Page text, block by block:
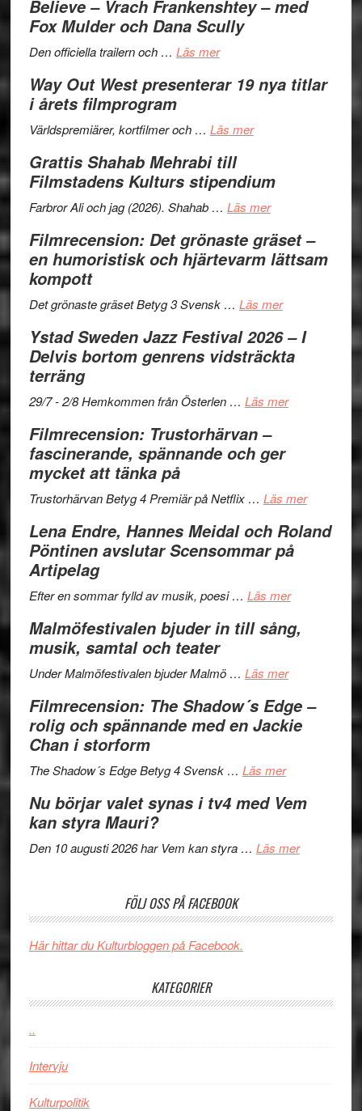
–
kväll
II
Believe – Vrach Frankenshtey – med
Fox Mulder och Dana Scully
Den officiella trailern och … Läs merom
trailern
The
Files:
I
Want
Believe
–
Frankenshtey
med
Fox
och
Scully
Way Out West presenterar 19 nya titlar
i årets filmprogram
Världspremiärer, kortfilmer och … Läs merom
West
presenterar
nya
titlar
årets
Grattis Shahab Mehrabi till
Filmstadens Kulturs stipendium
Farbror Ali och jag (2026). Shahab … Läs merom
Shahab
Mehrabi
Filmstadens
stipendium
Filmrecension: Det grönaste gräset –
en humoristisk och hjärtevarm lättsam
kompott
Det grönaste gräset Betyg 3 Svensk … Läs merom
Det
grönaste
–
och
lättsam
Ystad Sweden Jazz Festival 2026 – I
Delvis bortom genrens vidsträckta
terräng
29/7 - 2/8 Hemkommen från Österlen … Läs merom
2026
I
Delvis
genrens
terräng
Filmrecension: Trustorhärvan –
fascinerande, spännande och ger
mycket att tänka på
Trustorhärvan Betyg 4 Premiär på Netflix … Läs merom
på
Lena Endre, Hannes Meidal och Roland
Pöntinen avslutar Scensommar på
Artipelag
Efter en sommar fylld av musik, poesi … Läs merom
Endre,
Roland
Pöntinen
Scensommar
Artipelag
Malmöfestivalen bjuder in till sång,
musik, samtal och teater
Under Malmöfestivalen bjuder Malmö … Läs merom
bjuder
in
samtal
teater
Filmrecension: The Shadow´s Edge –
rolig och spännande med en Jackie
Chan i storform
The Shadow´s Edge Betyg 4 Svensk … Läs merom
The
´s
och
Jackie
Nu börjar valet synas i tv4 med Vem
kan styra Mauri?
Den 10 augusti 2026 har Vem kan styra … Läs merom
synas
Vem
FÖLJ OSS PÅ FACEBOOK
Här hittar du Kulturbloggen på Facebook.
KATEGORIER
..
Intervju
Kulturpolitik